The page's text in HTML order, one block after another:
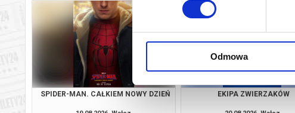
Odmowa
SPIDER-MAN. CAŁKIEM NOWY DZIEŃ EKIPA ZWIERZAKÓW